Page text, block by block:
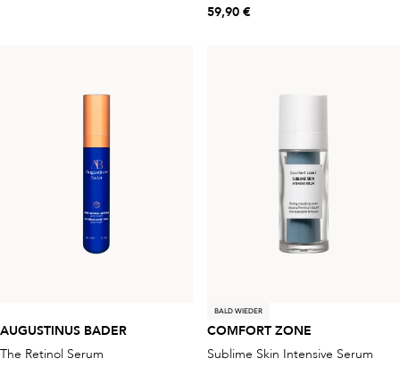
59,90 €
AUGUSTINUS BADER
The Retinol Serum
BALD WIEDER
COMFORT ZONE
Sublime Skin Intensive Serum